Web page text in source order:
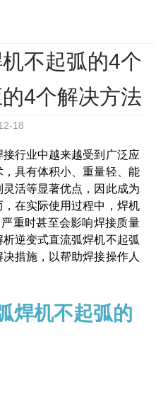
不起弧的4个
4个解决方法
18
接行业中越来越受到广泛应
具有体积小、重量轻、能
活等显著优点，因此成为
在实际使用过程中，焊机
重时甚至会影响焊接质量
逆变式直流弧焊机不起弧
措施，以帮助焊接操作人
焊机不起弧的